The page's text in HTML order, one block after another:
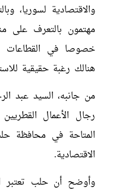
والاقتصادية لسوريا،
مهتمون بالتعرف على
خصوصا في القطاعات
هنالك رغبة حقيقية
من جانبه، السيد عبد
رجال الأعمال
المتاحة في محافظة
الاقتصادية.
وأوضح أن حلب تعتبر